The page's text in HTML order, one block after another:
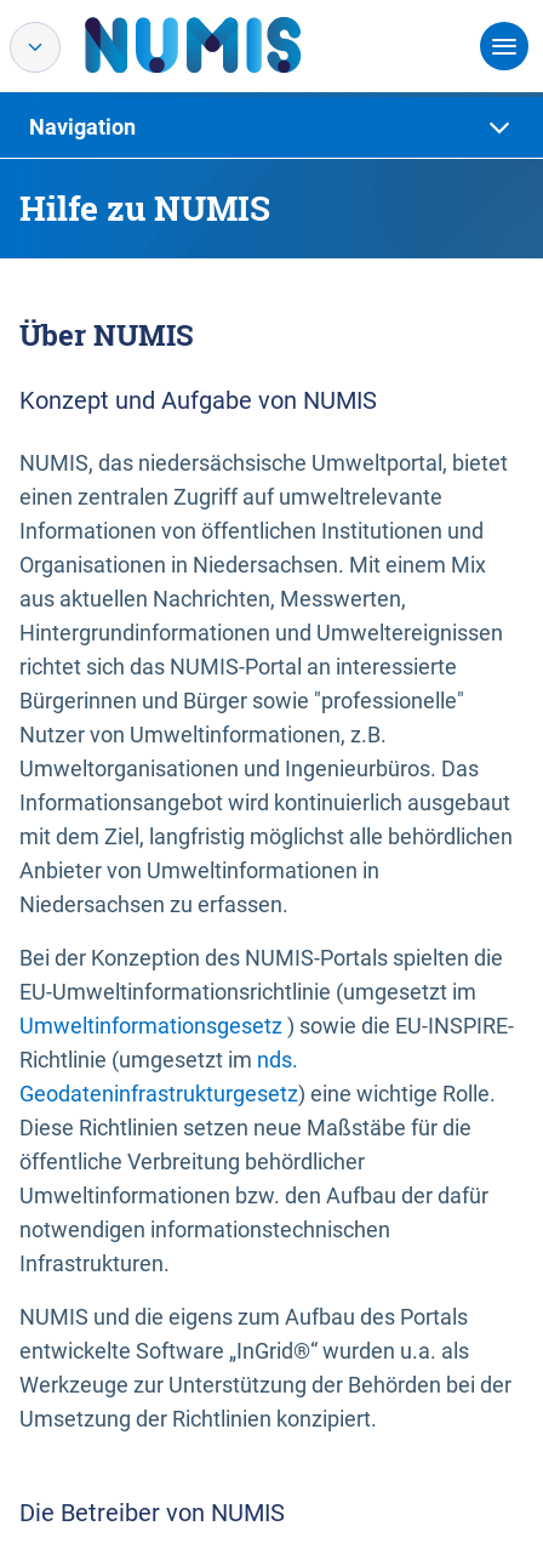
Hilfe zu NUMIS
Navigation
Über NUMIS
Konzept und Aufgabe von NUMIS
NUMIS, das niedersächsische Umweltportal, bietet
einen zentralen Zugriff auf umweltrelevante
Informationen von öffentlichen Institutionen und
Organisationen in Niedersachsen. Mit einem Mix
aus aktuellen Nachrichten, Messwerten,
Hintergrundinformationen und Umweltereignissen
richtet sich das NUMIS-Portal an interessierte
Bürgerinnen und Bürger sowie "professionelle"
Nutzer von Umweltinformationen, z.B.
Umweltorganisationen und Ingenieurbüros. Das
Informationsangebot wird kontinuierlich ausgebaut
mit dem Ziel, langfristig möglichst alle behördlichen
Anbieter von Umweltinformationen in
Niedersachsen zu erfassen.
Bei der Konzeption des NUMIS-Portals spielten die
EU-Umweltinformationsrichtlinie (umgesetzt im
Umweltinformationsgesetz) sowie die EU-INSPIRE-
Richtlinie (umgesetzt im nds.
Geodateninfrastrukturgesetz) eine wichtige Rolle.
Diese Richtlinien setzen neue Maßstäbe für die
öffentliche Verbreitung behördlicher
Umweltinformationen bzw. den Aufbau der dafür
notwendigen informationstechnischen
Infrastrukturen.
NUMIS und die eigens zum Aufbau des Portals
entwickelte Software „InGrid®“ wurden u.a. als
Werkzeuge zur Unterstützung der Behörden bei der
Umsetzung der Richtlinien konzipiert.
Die Betreiber von NUMIS